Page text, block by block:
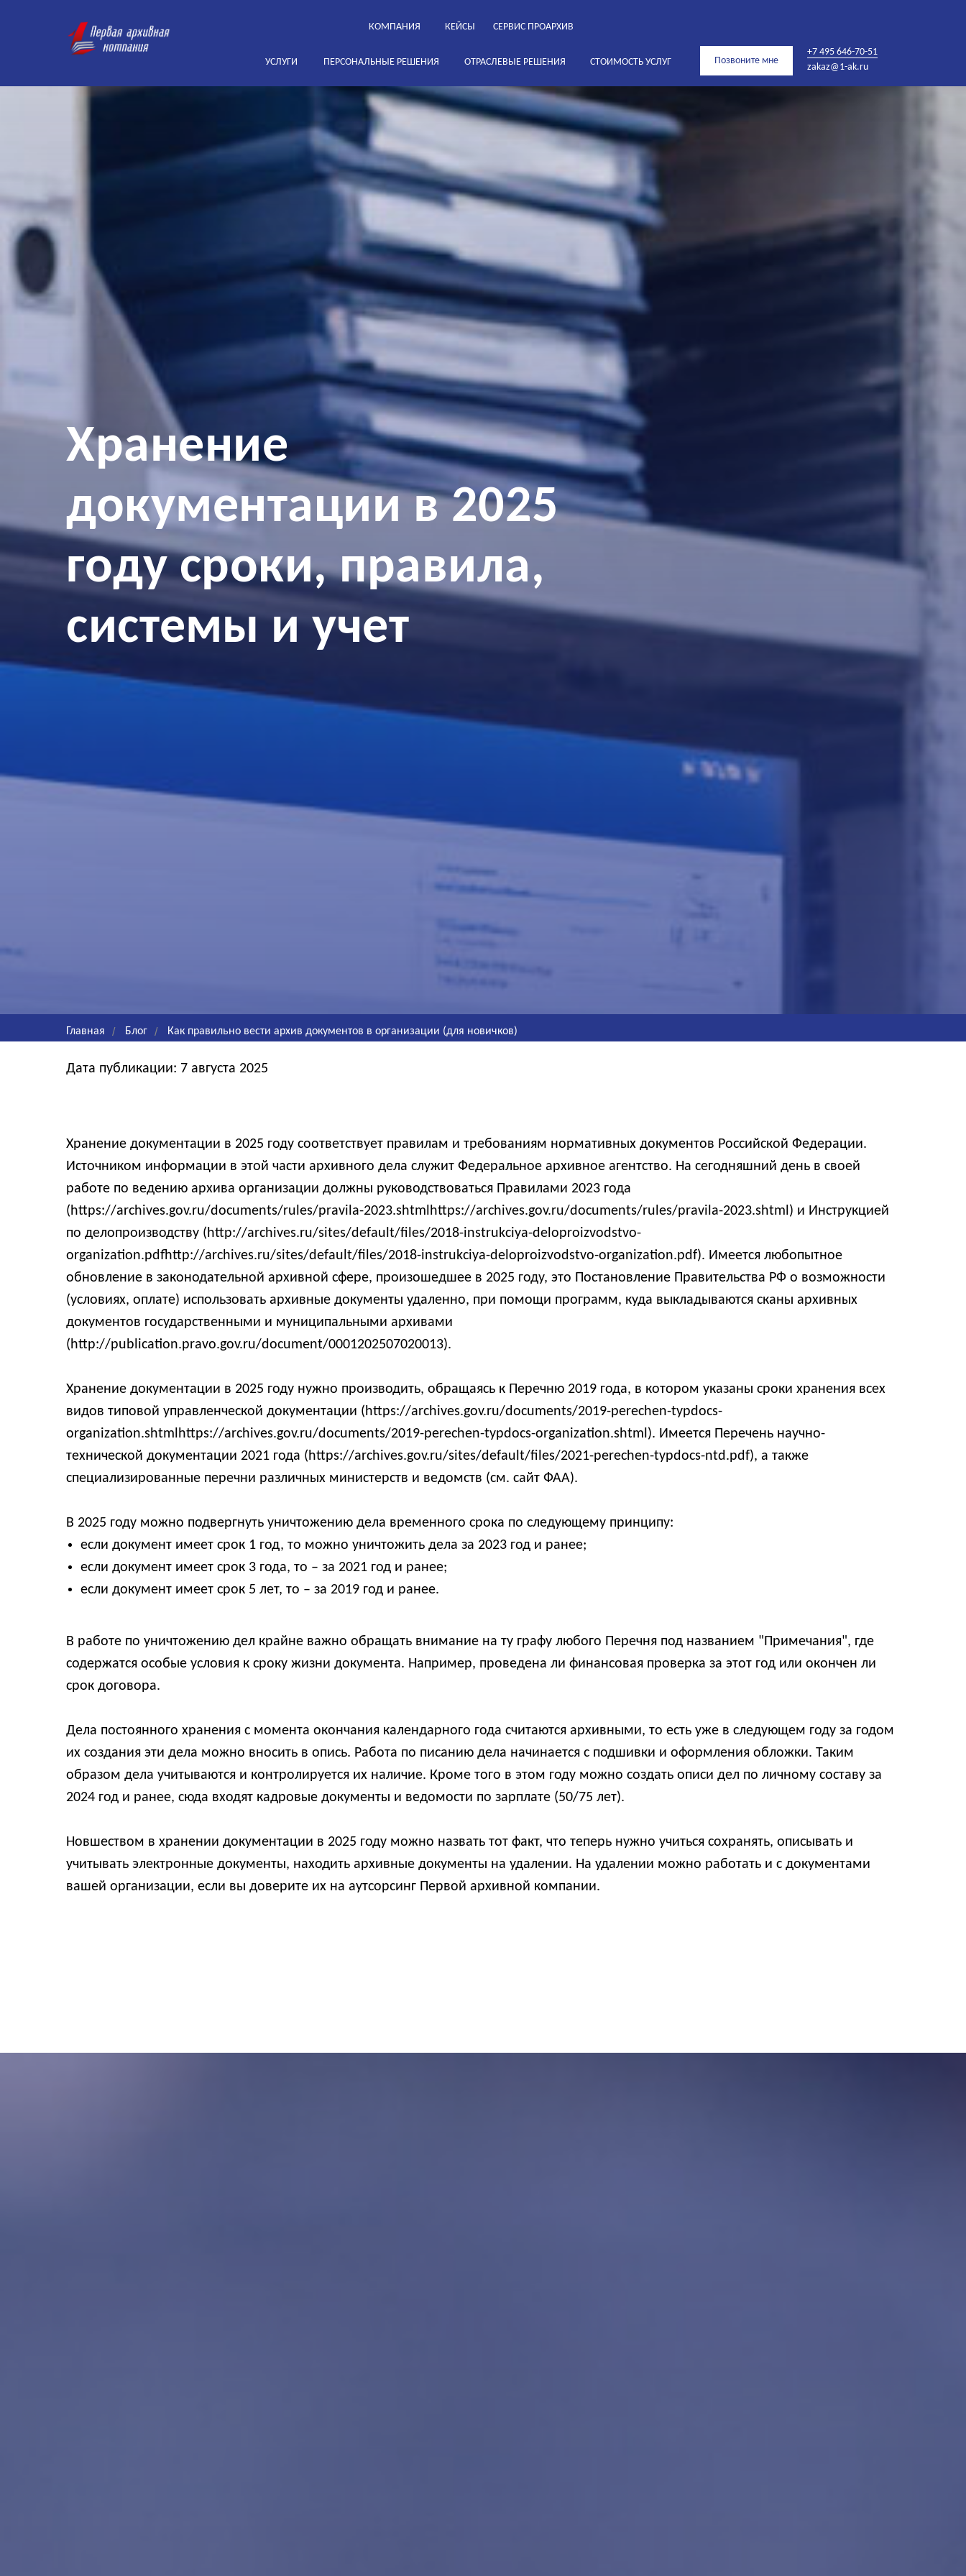
КОМПАНИЯ КЕЙСЫ СЕРВИС ПРОАРХИВ
УСЛУГИ ПЕРСОНАЛЬНЫЕ РЕШЕНИЯ ОТРАСЛЕВЫЕ РЕШЕНИЯ СТОИМОСТЬ УСЛУГ
+7 495 646-70-51
zakaz@1-ak.ru
Позвоните мне
Хранение
документации в 2025
году сроки, правила,
системы и учет
Главная / Блог / Как правильно вести архив документов в организации (для новичков)
Дата публикации: 7 августа 2025
Хранение документации в 2025 году соответствует правилам и требованиям нормативных документов Российской Федерации.
Источником информации в этой части архивного дела служит Федеральное архивное агентство. На сегодняшний день в своей
работе по ведению архива организации должны руководствоваться Правилами 2023 года
(https://archives.gov.ru/documents/rules/pravila-2023.shtmlhttps://archives.gov.ru/documents/rules/pravila-2023.shtml) и Инструкцией
по делопроизводству (http://archives.ru/sites/default/files/2018-instrukciya-deloproizvodstvo-
organization.pdfhttp://archives.ru/sites/default/files/2018-instrukciya-deloproizvodstvo-organization.pdf). Имеется любопытное
обновление в законодательной архивной сфере, произошедшее в 2025 году, это Постановление Правительства РФ о возможности
(условиях, оплате) использовать архивные документы удаленно, при помощи программ, куда выкладываются сканы архивных
документов государственными и муниципальными архивами
(http://publication.pravo.gov.ru/document/0001202507020013).
Хранение документации в 2025 году нужно производить, обращаясь к Перечню 2019 года, в котором указаны сроки хранения всех
видов типовой управленческой документации (https://archives.gov.ru/documents/2019-perechen-typdocs-
organization.shtmlhttps://archives.gov.ru/documents/2019-perechen-typdocs-organization.shtml). Имеется Перечень научно-
технической документации 2021 года (https://archives.gov.ru/sites/default/files/2021-perechen-typdocs-ntd.pdf), а также
специализированные перечни различных министерств и ведомств (см. сайт ФАА).
В 2025 году можно подвергнуть уничтожению дела временного срока по следующему принципу:
если документ имеет срок 1 год, то можно уничтожить дела за 2023 год и ранее;
если документ имеет срок 3 года, то – за 2021 год и ранее;
если документ имеет срок 5 лет, то – за 2019 год и ранее.
В работе по уничтожению дел крайне важно обращать внимание на ту графу любого Перечня под названием "Примечания", где
содержатся особые условия к сроку жизни документа. Например, проведена ли финансовая проверка за этот год или окончен ли
срок договора.
Дела постоянного хранения с момента окончания календарного года считаются архивными, то есть уже в следующем году за годом
их создания эти дела можно вносить в опись. Работа по писанию дела начинается с подшивки и оформления обложки. Таким
образом дела учитываются и контролируется их наличие. Кроме того в этом году можно создать описи дел по личному составу за
2024 год и ранее, сюда входят кадровые документы и ведомости по зарплате (50/75 лет).
Новшеством в хранении документации в 2025 году можно назвать тот факт, что теперь нужно учиться сохранять, описывать и
учитывать электронные документы, находить архивные документы на удалении. На удалении можно работать и с документами
вашей организации, если вы доверите их на аутсорсинг Первой архивной компании.